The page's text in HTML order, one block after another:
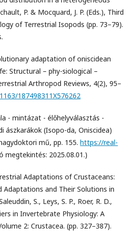
P. & Mocquard, J. P. (Eds.), Third
of Terrestrial Isopods (pp. 73–79).
adaptation of oniscidean
Structural – phy-siological –
Arthropod Reviews, 4(2), 95–
187498311X576262
- mintázat - élőhelyválasztás -
ászkarákok (Isopo-da, Oniscidea)
mű, pp. 155. https://real-
megtekintés: 2025.08.01.)
Adaptations of Crustaceans:
Adaptations and Their Solutions in
S., Leys, S. P., Roer, R. D.,
in Invertebrate Physiology: A
2: Crustacea. (pp. 327–387).